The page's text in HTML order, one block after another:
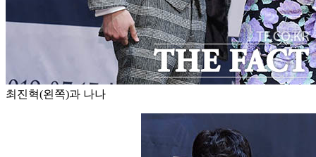
최진혁(왼쪽)과 나나